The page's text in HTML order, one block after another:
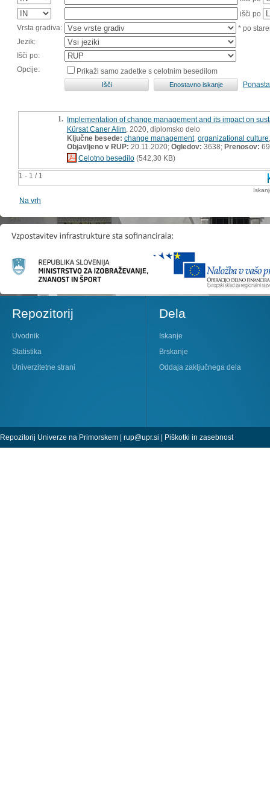
išči po
Vrsta gradiva:
* po
Jezik:
Išči po:
Opcije:
Prikaži samo zadetke s celotnim besedilom
1 - 1 / 1
1. Implementation of change management and its impact on
Kürsat Caner Alim , 2020, diplomsko delo
Ključne besede: change management, organizational culture
Objavljeno v RUP: 20.11.2020; Ogledov: 3638; Prenosov: 69
Celotno besedilo (542,30 KB)
Na vrh
Repozitorij
Uvodnik
Statistika
Univerzitetne strani
Dela
Iskanje
Brskanje
Oddaja zaključnega dela
Repozitorij Univerze na Primorskem | rup@upr.si | Piškotki in zasebnost